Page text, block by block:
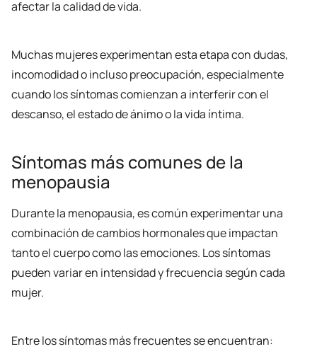
afectar la calidad de vida.
Muchas mujeres experimentan esta etapa con dudas,
incomodidad o incluso preocupación, especialmente
cuando los síntomas comienzan a interferir con el
descanso, el estado de ánimo o la vida íntima.
Síntomas más comunes de la
menopausia
Durante la menopausia, es común experimentar una
combinación de cambios hormonales que impactan
tanto el cuerpo como las emociones. Los síntomas
pueden variar en intensidad y frecuencia según cada
mujer.
Entre los síntomas más frecuentes se encuentran: